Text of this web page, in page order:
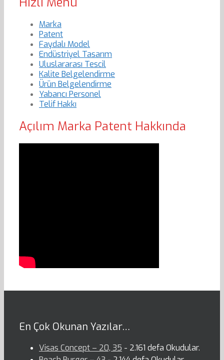
Marka
Patent
Faydalı Model
Endüstriyel Tasarım
Uluslararası Tescil
Kalite Belgelendirme
Ürün Belgelendirme
Yabancı Personel
Telif Hakkı
Açılım Marka Patent Hakkında
En Çok Okunan Yazılar…
Visas Concept – 20, 35 - 2.161 defa Okudular.